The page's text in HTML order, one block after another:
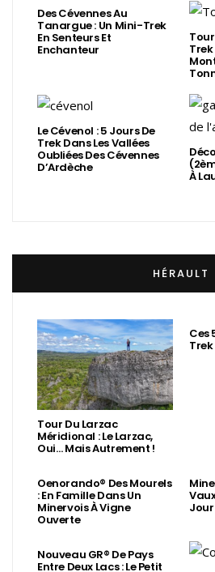
Des Cévennes Au
Tanargue : Un Mini-Trek
En Senteurs Et
Enchanteur
Le Cévenol : 5 Jours De
Trek Dans Les Vallées
Oubliées Des Cévennes
D’Ardèche
À
HÉRAULT
Tour Du Larzac
Méridional : Le Larzac,
Oui… Mais Autrement !
Ces
Trek
Oenorando® Des Mourels
: En Famille Dans Un
Minervois À Vigne
Ouverte
Nouveau GR® De Pays
Entre Deux Lacs : Le Petit